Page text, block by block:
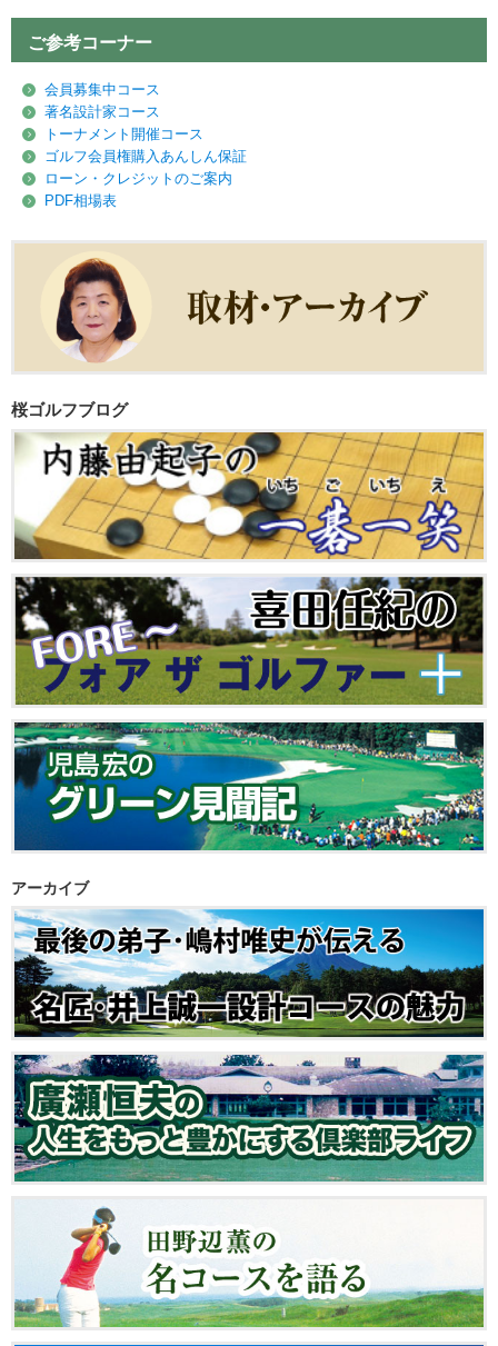
ご参考コーナー
会員募集中コース
著名設計家コース
トーナメント開催コース
ゴルフ会員権購入あんしん保証
ローン・クレジットのご案内
PDF相場表
桜ゴルフブログ
アーカイブ